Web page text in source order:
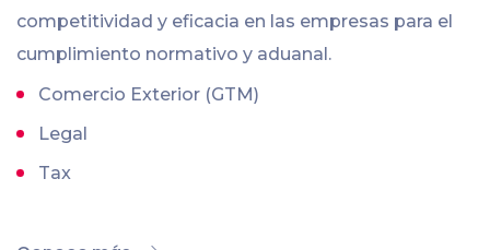
competitividad y eficacia en las empresas para el
cumplimiento normativo y aduanal.
Comercio Exterior (GTM)
Legal
Tax